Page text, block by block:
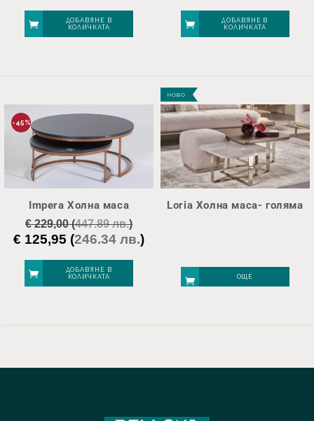
ДОБАВЯНЕ В
КОЛИЧКАТА
ДОБАВЯНЕ В
КОЛИЧКАТА
-45%
Impera Холна маса
€229,00(447.89 лв.)
Original
was:
€ 229,00.
€ 125,95 (246.34 лв.)Текущата
€ 125,95.
ДОБАВЯНЕ В
КОЛИЧКАТА
НОВО
Loria Холна маса- голяма
ОЩЕ